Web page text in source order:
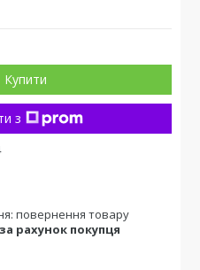
Купити
з
повернення товару
за рахунок покупця